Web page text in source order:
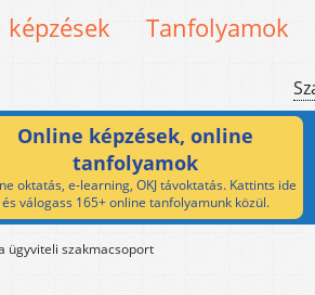
képzések Tanfolyamok
Online képzések, online
tanfolyamok
oktatás, e-learning, OKJ távoktatás. Kattints ide
és válogass 165+ online tanfolyamunk közül.
ügyviteli szakmacsoport